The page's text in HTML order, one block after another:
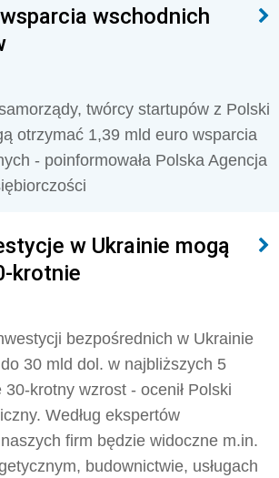
wschodnich
twórcy startupów z Polski
otrzymać 1,39 mld euro wsparcia
- poinformowała Polska Agencja
w Ukrainie mogą
krotnie
bezpośrednich w Ukrainie
30 mld dol. w najbliższych 5
30-krotny wzrost - ocenił Polski
Według ekspertów
firm będzie widoczne m.in.
budownictwie, usługach